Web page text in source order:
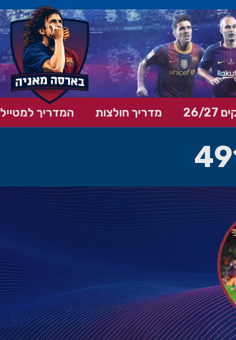
27 מדריך חולצות המדריך למטייל